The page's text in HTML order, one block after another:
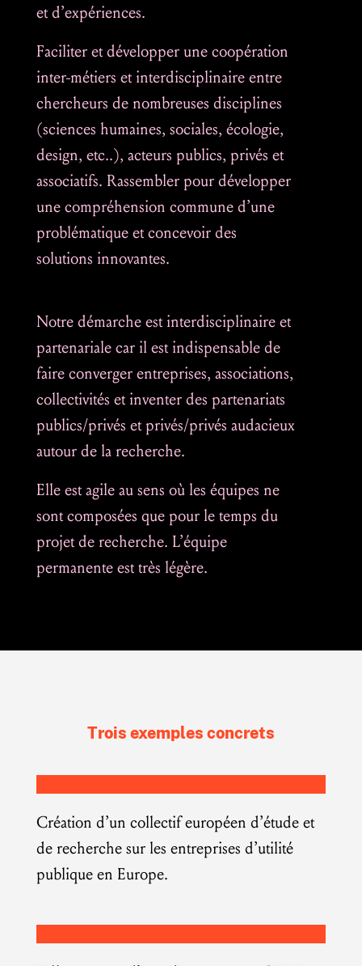
et d’expériences.
Faciliter et développer une coopération
inter-métiers et interdisciplinaire entre
chercheurs de nombreuses disciplines
(sciences humaines, sociales, écologie,
design, etc..), acteurs publics, privés et
associatifs. Rassembler pour développer
une compréhension commune d’une
problématique et concevoir des
solutions innovantes.
Notre démarche est interdisciplinaire et
partenariale car il est indispensable de
faire converger entreprises, associations,
collectivités et inventer des partenariats
publics/privés et privés/privés audacieux
autour de la recherche.
Elle est agile au sens où les équipes ne
sont composées que pour le temps du
projet de recherche. L’équipe
permanente est très légère.
Trois exemples concrets
Création d’un collectif européen d’étude et
de recherche sur les entreprises d’utilité
publique en Europe.